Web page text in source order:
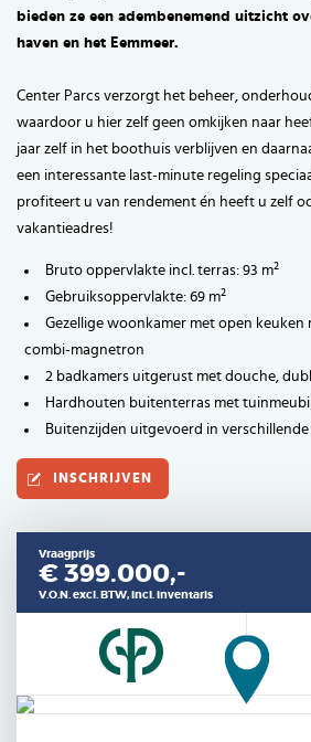
bieden ze een adembenemend uitzicht
haven en het Eemmeer.
Center Parcs verzorgt het beheer,
waardoor u hier zelf geen omkijken naar
jaar zelf in het boothuis verblijven en
een interessante last-minute regeling
profiteert u van rendement én heeft u zelf
vakantieadres!
Bruto oppervlakte incl. terras: 93 m²
Gebruiksoppervlakte: 69 m²
Gezellige woonkamer met open keuken
combi-magnetron
2 badkamers uitgerust met douche,
Hardhouten buitenterras met
Buitenzijden uitgevoerd in
INSCHRIJVEN
Vraagprijs
€ 399.000,-
V.O.N. excl. BTW, incl. inventaris